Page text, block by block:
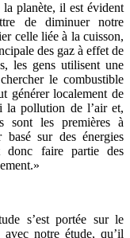
planète, il est évident
de diminuer notre
celle liée à la cuisson,
des gaz à effet de
les gens utilisent une
le combustible
générer localement de
la pollution de l’air et,
sont les premières à
sur des énergies
donc faire partie des
s’est portée sur le
notre étude, qu’il